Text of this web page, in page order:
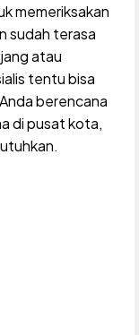
memeriksakan
sudah terasa
atau
tentu bisa
berencana
di pusat kota,